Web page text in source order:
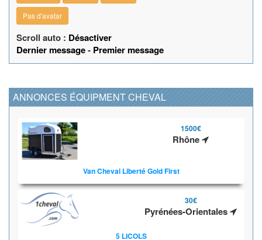
Pas d'avatar
Scroll auto : Désactiver
Dernier message- Premier message
ANNONCES ÉQUIPMENT CHEVAL
1500€
Rhône
Van Cheval Liberté Gold First
30€
Pyrénées-Orientales
5 LICOLS